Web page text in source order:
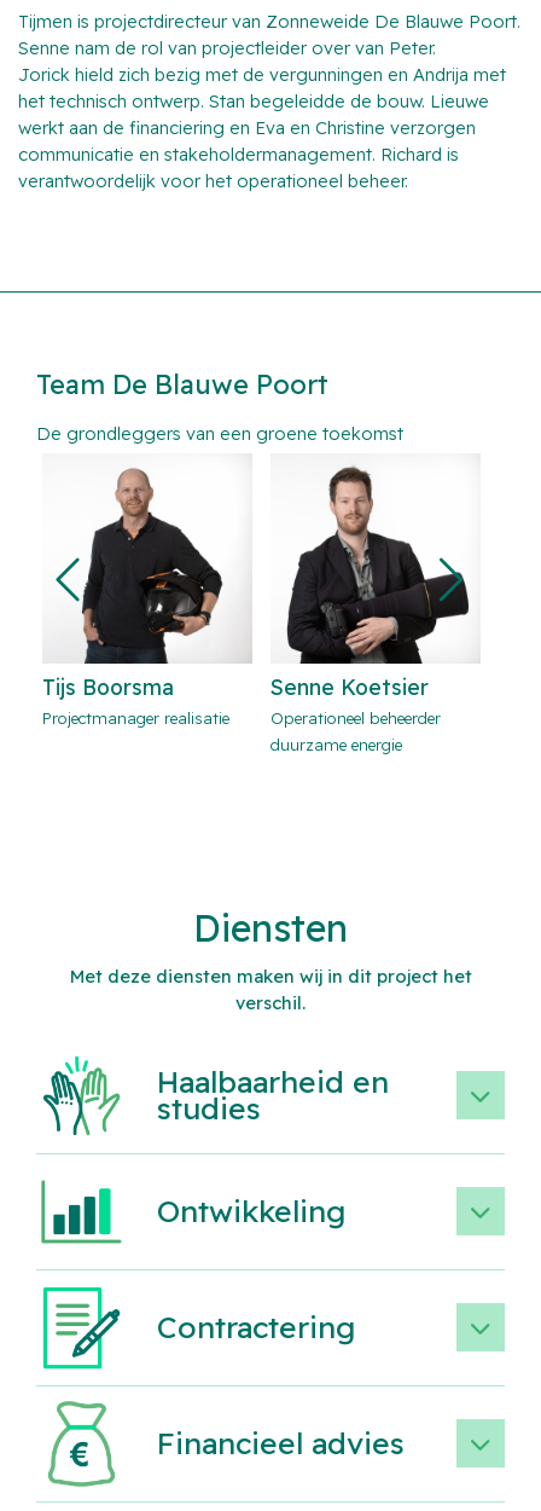
Tijmen is projectdirecteur van Zonneweide De Blauwe Poort.
Senne nam de rol van projectleider over van Peter.
Jorick hield zich bezig met de vergunningen en Andrija met
het technisch ontwerp. Stan begeleidde de bouw. Lieuwe
werkt aan de financiering en Eva en Christine verzorgen
communicatie en stakeholdermanagement. Richard is
verantwoordelijk voor het operationeel beheer.
Team De Blauwe Poort
De grondleggers van een groene toekomst
Tijs Boorsma
Projectmanager realisatie
Senne Koetsier
Operationeel beheerder
duurzame energie
Diensten
Met deze diensten maken wij in dit project het
verschil.
Haalbaarheid en
studies
Ontwikkeling
Contractering
Financieel advies